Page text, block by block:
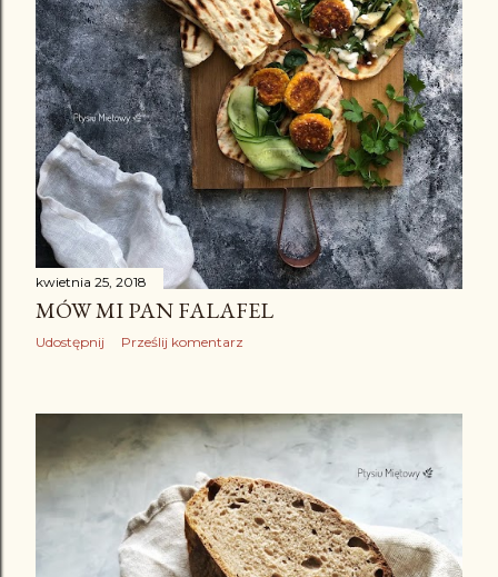
kwietnia 25, 2018
MÓW MI PAN FALAFEL
Udostępnij Prześlij komentarz